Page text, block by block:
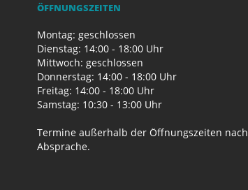
ÖFFNUNGSZEITEN
Montag: geschlossen
Dienstag: 14:00 - 18:00 Uhr
Mittwoch: geschlossen
Donnerstag: 14:00 - 18:00 Uhr
Freitag: 14:00 - 18:00 Uhr
Samstag: 10:30 - 13:00 Uhr
Termine außerhalb der Öffnungszeiten nach
Absprache.